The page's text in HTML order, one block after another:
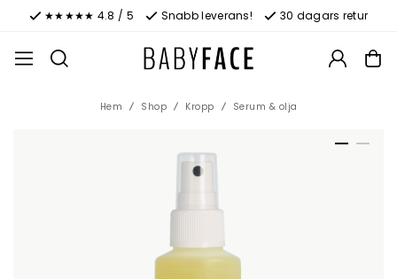
★★★★★ 4.8 / 5 Snabb leverans! 30 dagars retur
Hem Shop Kropp Serum & olja